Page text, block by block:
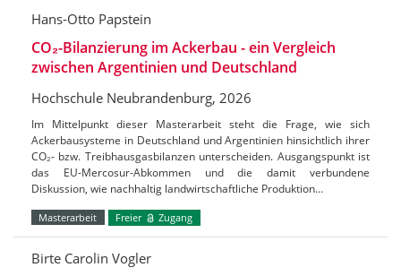
Hans-Otto Papstein
CO₂-Bilanzierung im Ackerbau - ein Vergleich
zwischen Argentinien und Deutschland
Hochschule Neubrandenburg, 2026
Im Mittelpunkt dieser Masterarbeit steht die Frage, wie sich
Ackerbausysteme in Deutschland und Argentinien hinsichtlich ihrer
CO₂- bzw. Treibhausgasbilanzen unterscheiden. Ausgangspunkt ist
das EU-Mercosur-Abkommen und die damit verbundene
Diskussion, wie nachhaltig landwirtschaftliche Produktion…
Masterarbeit Freier Zugang
Birte Carolin Vogler